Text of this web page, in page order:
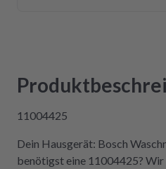
Der Aus- und Einbau
11004425
Dein Hausgerät: Bosch
benötigst eine 11004425?